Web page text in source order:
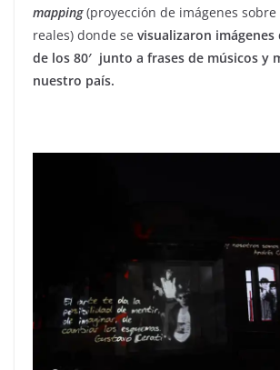
mapping(proyección de imágenes sobre
reales) donde se visualizaron imágenes
de los 80′ junto a frases de músicos y
nuestro país.